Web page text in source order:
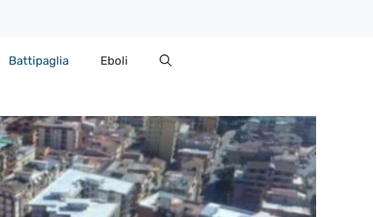
Battipaglia Eboli